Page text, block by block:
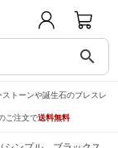
search
トーンや誕生石のブレスレ
ご注文で送料無料